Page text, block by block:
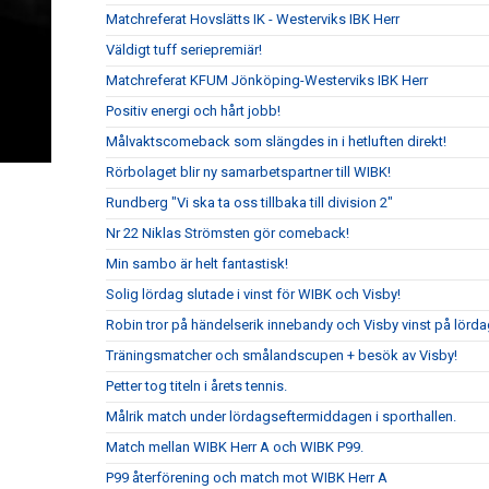
Matchreferat Hovslätts IK - Westerviks IBK Herr
Väldigt tuff seriepremiär!
Matchreferat KFUM Jönköping-Westerviks IBK Herr
Positiv energi och hårt jobb!
Målvaktscomeback som slängdes in i hetluften direkt!
Rörbolaget blir ny samarbetspartner till WIBK!
Rundberg "Vi ska ta oss tillbaka till division 2"
Nr 22 Niklas Strömsten gör comeback!
Min sambo är helt fantastisk!
Solig lördag slutade i vinst för WIBK och Visby!
Robin tror på händelserik innebandy och Visby vinst på
Träningsmatcher och smålandscupen + besök av Visby!
Petter tog titeln i årets tennis.
Målrik match under lördagseftermiddagen i sporthallen.
Match mellan WIBK Herr A och WIBK P99.
P99 återförening och match mot WIBK Herr A